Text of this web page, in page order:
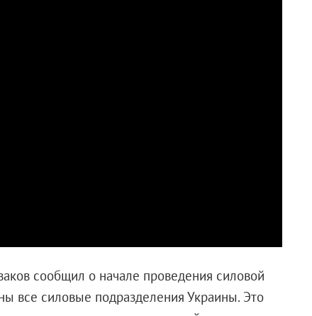
сообщил о начале проведения силовой
все силовые подразделения Украины. Это